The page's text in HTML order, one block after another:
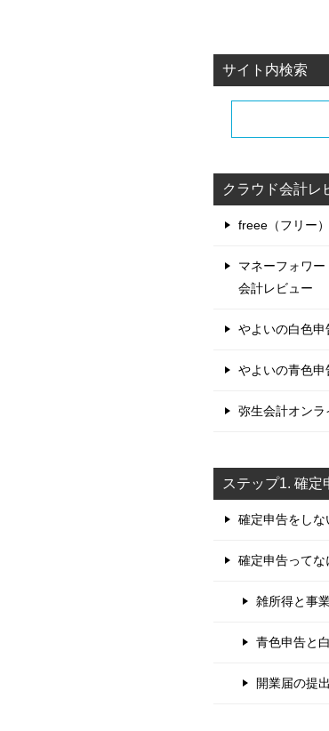
サイト内検索
クラウド会計
freee（フリー
マネーフォワー
会計レビュー
やよいの白色
やよいの青色
弥生会計オン
ステップ1. 確定
確定申告をしな
確定申告ってな
雑所得と事
青色申告と
開業届の提出